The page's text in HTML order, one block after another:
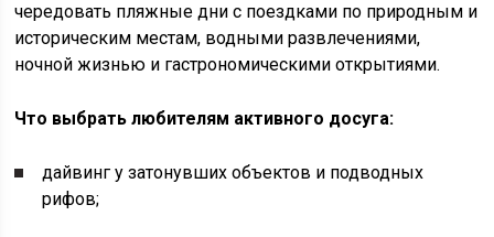
чередовать пляжные дни с поездками по природным и
историческим местам, водными развлечениями,
ночной жизнью и гастрономическими открытиями.
Что выбрать любителям активного досуга:
дайвинг у затонувших объектов и подводных
рифов;